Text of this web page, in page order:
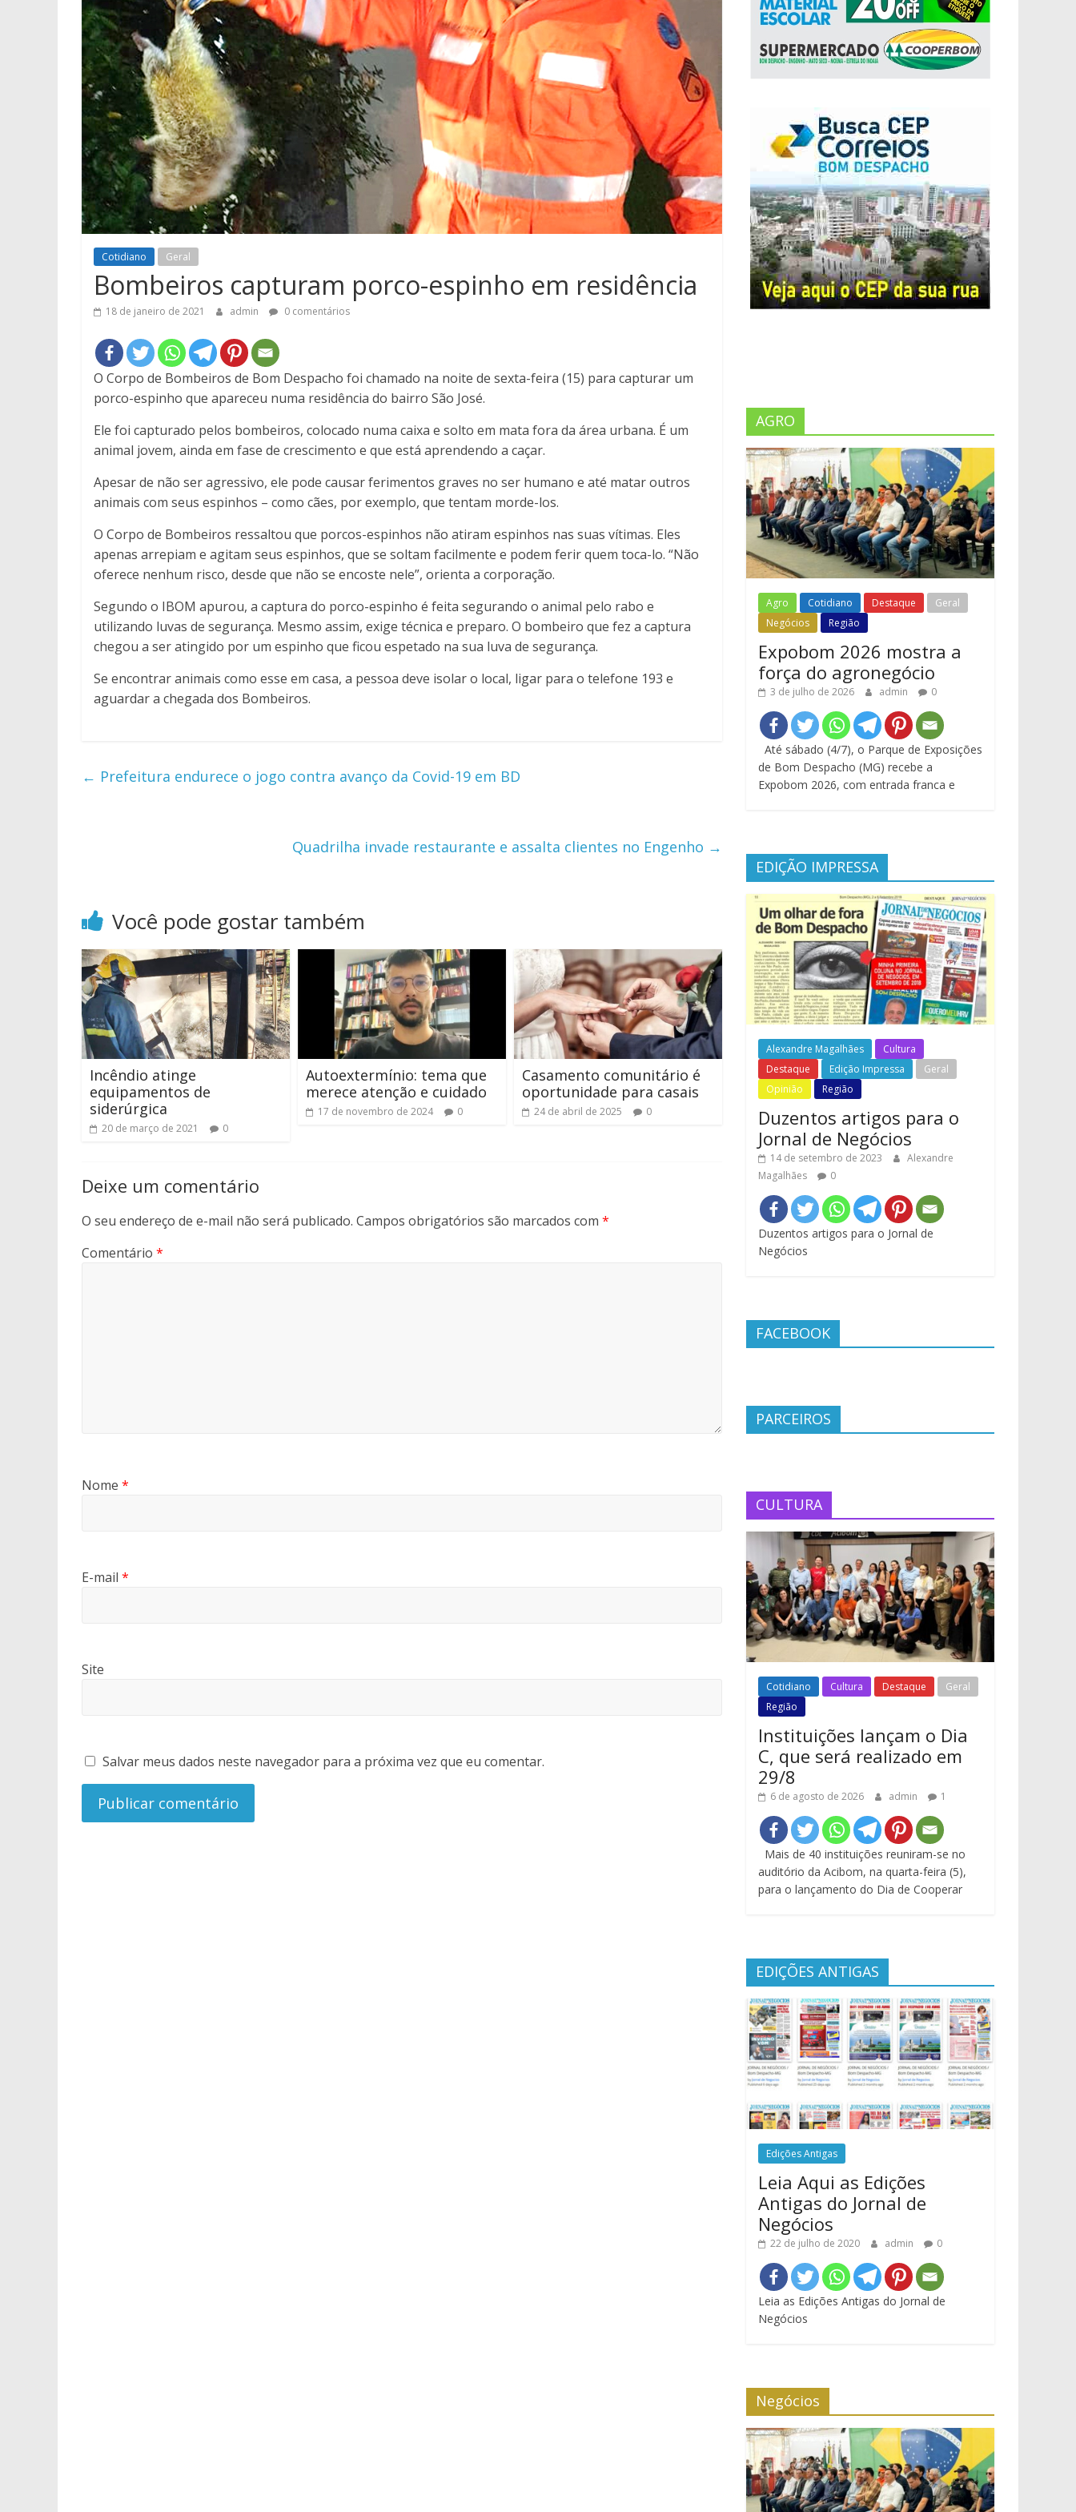
Cotidiano Geral
Bombeiros capturam porco-espinho em residência
18 de janeiro de 2021 admin 0 comentários
O Corpo de Bombeiros de Bom Despacho foi chamado na noite de sexta-feira (15) para capturar um
porco-espinho que apareceu numa residência do bairro São José.
Ele foi capturado pelos bombeiros, colocado numa caixa e solto em mata fora da área urbana. É um
animal jovem, ainda em fase de crescimento e que está aprendendo a caçar.
Apesar de não ser agressivo, ele pode causar ferimentos graves no ser humano e até matar outros
animais com seus espinhos – como cães, por exemplo, que tentam morde-los.
O Corpo de Bombeiros ressaltou que porcos-espinhos não atiram espinhos nas suas vítimas. Eles
apenas arrepiam e agitam seus espinhos, que se soltam facilmente e podem ferir quem toca-lo. “Não
oferece nenhum risco, desde que não se encoste nele”, orienta a corporação.
Segundo o IBOM apurou, a captura do porco-espinho é feita segurando o animal pelo rabo e
utilizando luvas de segurança. Mesmo assim, exige técnica e preparo. O bombeiro que fez a captura
chegou a ser atingido por um espinho que ficou espetado na sua luva de segurança.
Se encontrar animais como esse em casa, a pessoa deve isolar o local, ligar para o telefone 193 e
aguardar a chegada dos Bombeiros.
← Prefeitura endurece o jogo contra avanço da Covid-19 em BD
Quadrilha invade restaurante e assalta clientes no Engenho →
Você pode gostar também
Incêndio atinge
equipamentos de
siderúrgica
20 de março de 2021 0
Autoextermínio: tema que
merece atenção e cuidado
17 de novembro de 2024 0
Casamento comunitário é
oportunidade para casais
24 de abril de 2025 0
Deixe um comentário
O seu endereço de e-mail não será publicado. Campos obrigatórios são marcados com *
Comentário *
Nome *
E-mail *
Site
Salvar meus dados neste navegador para a próxima vez que eu comentar.
AGRO
Agro Cotidiano Destaque
Geral
Negócios
Região
Expobom 2026 mostra a
força do agronegócio
3 de julho de 2026 admin 0
Até sábado (4/7), o Parque de Exposições
de Bom Despacho (MG) recebe a
Expobom 2026, com entrada franca e
EDIÇÃO IMPRESSA
Alexandre Magalhães
Cultura
Destaque
Edição Impressa
Geral
Opinião
Região
Duzentos artigos para o
Jornal de Negócios
14 de setembro de 2023
Alexandre
Magalhães
0
Duzentos artigos para o Jornal de
Negócios
FACEBOOK
PARCEIROS
CULTURA
Cotidiano Cultura Destaque
Geral
Região
Instituições lançam o Dia
C, que será realizado em
29/8
6 de agosto de 2026 admin 1
Mais de 40 instituições reuniram-se no
auditório da Acibom, na quarta-feira (5),
para o lançamento do Dia de Cooperar
EDIÇÕES ANTIGAS
Edições Antigas
Leia Aqui as Edições
Antigas do Jornal de
Negócios
22 de julho de 2020 admin 0
Leia as Edições Antigas do Jornal de
Negócios
Negócios